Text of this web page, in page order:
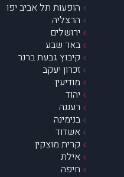
הופעות תל אביב יפו
הרצליה
ירושלים
באר שבע
קיבוץ גבעת ברנר
זכרון יעקב
מודיעין
יהוד
רעננה
בנימינה
אשדוד
קרית מוצקין
אילת
חיפה